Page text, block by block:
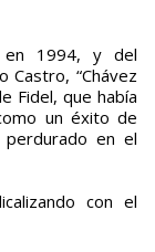
en 1994, y del
Castro, “Chávez
Fidel, que había
un éxito de
en el
con el